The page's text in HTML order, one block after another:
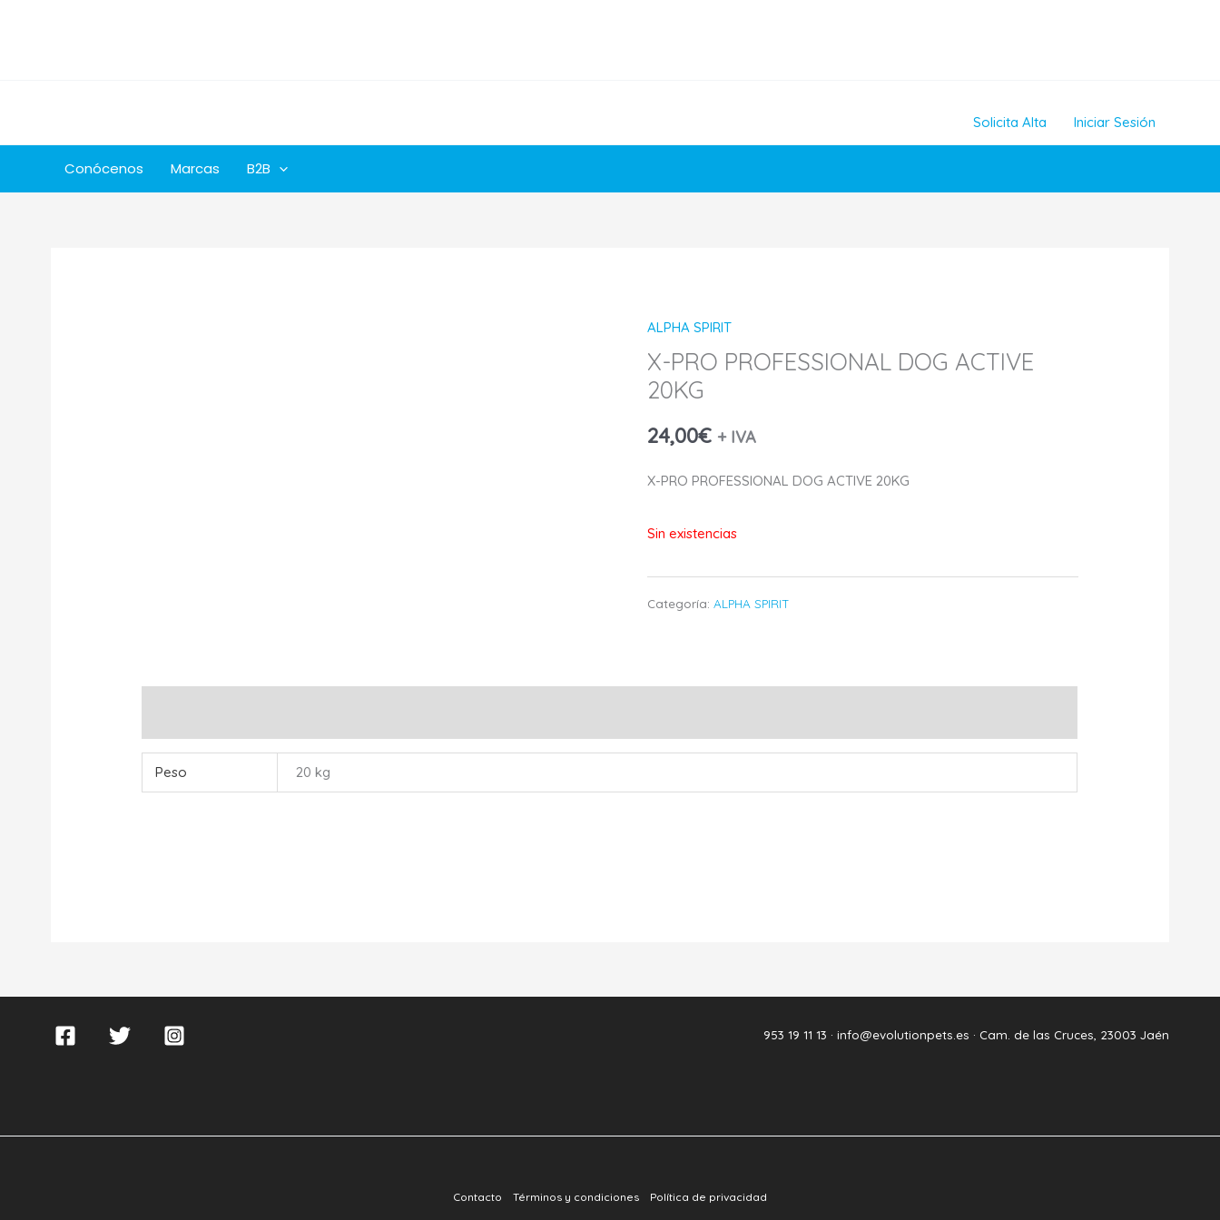
Solicita Alta
Iniciar Sesión
Conócenos Marcas B2B
ALPHA SPIRIT
X-PRO PROFESSIONAL DOG ACTIVE
20KG
24,00€ + IVA
X-PRO PROFESSIONAL DOG ACTIVE 20KG
Sin existencias
Categoría:ALPHA SPIRIT
Peso 20 kg
953 19 11 13 · info@evolutionpets.es · Cam. de las Cruces, 23003 Jaén
Contacto Términos y condiciones Política de privacidad